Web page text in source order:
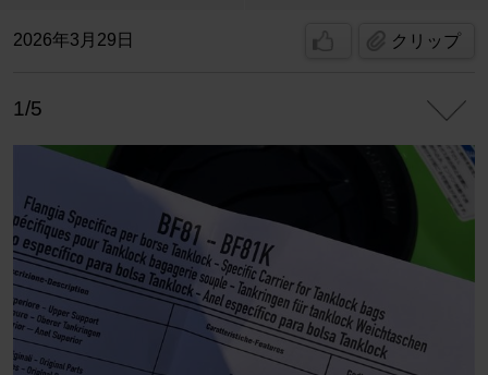
2026年3月29日 クリップ
1/5